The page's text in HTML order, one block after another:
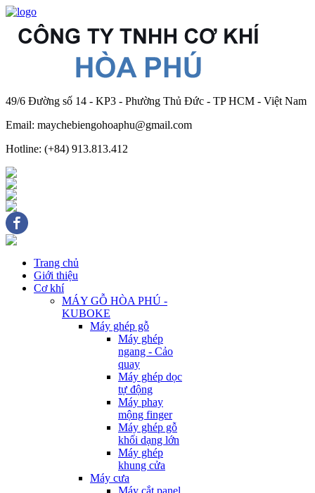
49/6 Đường số 14 - KP3 - Phường Thủ Đức - TP HCM - Việt Nam
Email: maychebiengohoaphu@gmail.com
Hotline: (+84) 913.813.412
Trang chủ
Giới thiệu
Cơ khí
MÁY GỖ HÒA PHÚ -
KUBOKE
Máy ghép gỗ
Máy ghép
ngang - Cảo
quay
Máy ghép dọc
tự động
Máy phay
mộng finger
Máy ghép gỗ
khối dạng lớn
Máy ghép
khung cửa
Máy cưa
Máy cắt panel